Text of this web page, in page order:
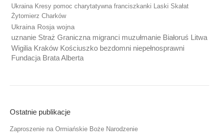
Ukraina Kresy pomoc charytatywna franciszkanki Laski Skałat
Żytomierz Charków
Ukraina Rosja wojna
uznanie Straż Graniczna migranci muzułmanie Białoruś Litwa
Wigilia Kraków Kościuszko bezdomni niepełnosprawni
Fundacja Brata Alberta
Ostatnie publikacje
Zaproszenie na Ormiańskie Boże Narodzenie